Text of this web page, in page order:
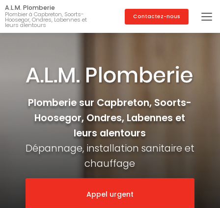
Aller
au
contenu
principal
A.L.M. Plomberie
Plombier à Capbreton, Soorts-
Hoosegor, Ondres, Labennes et
leurs alentours
Contactez-nous
Plomberie sur Capbreton, Soorts-
Hoosegor, Ondres, Labennes et
leurs alentours
Dépannage, installation sanitaire et
chauffage
Appel urgent